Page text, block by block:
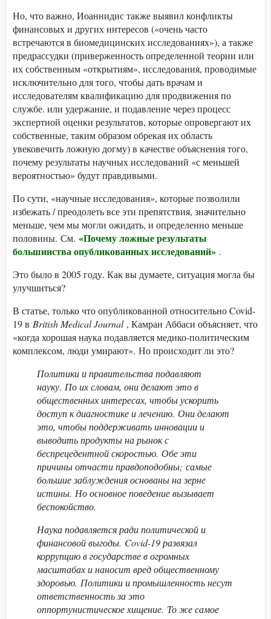
Но, что важно, Иоаннидис также выявил конфликты
финансовых и других интересов («очень часто
встречаются в биомедицинских исследованиях»), а также
предрассудки (приверженность определенной теории или
их собственным «открытиям», исследования, проводимые
исключительно для того, чтобы дать врачам и
исследователям квалификацию для продвижения по
службе. или удержание, и подавление через процесс
экспертной оценки результатов, которые опровергают их
собственные, таким образом обрекая их область
увековечить ложную догму) в качестве объяснения того,
почему результаты научных исследований «с меньшей
вероятностью» будут правдивыми.
По сути, «научные исследования», которые позволили
избежать / преодолеть все эти препятствия, значительно
меньше, чем мы могли ожидать, и определенно меньше
половины. См. «Почему ложные результаты
большинства опубликованных исследований» .
Это было в 2005 году. Как вы думаете, ситуация могла бы
улучшиться?
В статье, только что опубликованной относительно Covid-
19 в British Medical Journal, Камран Аббаси объясняет, что
«когда хорошая наука подавляется медико-политическим
комплексом, люди умирают». Но происходит ли это?
Политики и правительства подавляют
науку. По их словам, они делают это в
общественных интересах, чтобы ускорить
доступ к диагностике и лечению. Они делают
это, чтобы поддерживать инновации и
выводить продукты на рынок с
беспрецедентной скоростью. Обе эти
причины отчасти правдоподобны; самые
большие заблуждения основаны на зерне
истины. Но основное поведение вызывает
беспокойство.
Наука подавляется ради политической и
финансовой выгоды. Covid-19 развязал
коррупцию в государстве в огромных
масштабах и наносит вред общественному
здоровью. Политики и промышленность несут
ответственность за это
оппортунистическое хищение. То же самое